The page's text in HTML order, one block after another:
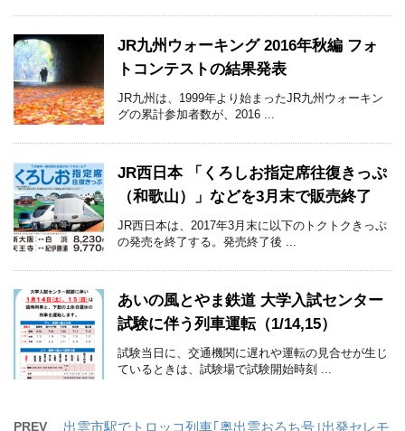
JR九州ウォーキング 2016年秋編 フォ
トコンテストの結果発表
JR九州は、1999年より始まったJR九州ウォーキン
グの累計参加者数が、2016 ...
JR西日本 「くろしお指定席往復きっぷ
（和歌山）」などを3月末で販売終了
JR西日本は、2017年3月末に以下のトクトクきっぷ
の発売を終了する。発売終了後 ...
あいの風とやま鉄道 大学入試センター
試験に伴う列車運転（1/14,15）
試験当日に、交通機関に遅れや運転の見合せが生じ
ているときは、試験場で試験開始時刻 ...
PREV 出雲市駅でトロッコ列車｢奥出雲おろち号｣出発セレモ